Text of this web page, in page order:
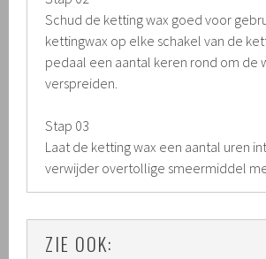
Schud de ketting wax goed voor
kettingwax op elke schakel van de
pedaal een aantal keren rond om de
verspreiden.
Stap 03
Laat de ketting wax een aantal uren
verwijder overtollige smeermiddel
ZIE OOK: